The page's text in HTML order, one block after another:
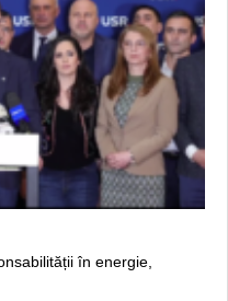
în energie,